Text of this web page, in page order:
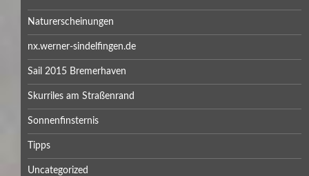
Naturerscheinungen
nx.werner-sindelfingen.de
Sail 2015 Bremerhaven
Skurriles am Straßenrand
Sonnenfinsternis
Tipps
Uncategorized